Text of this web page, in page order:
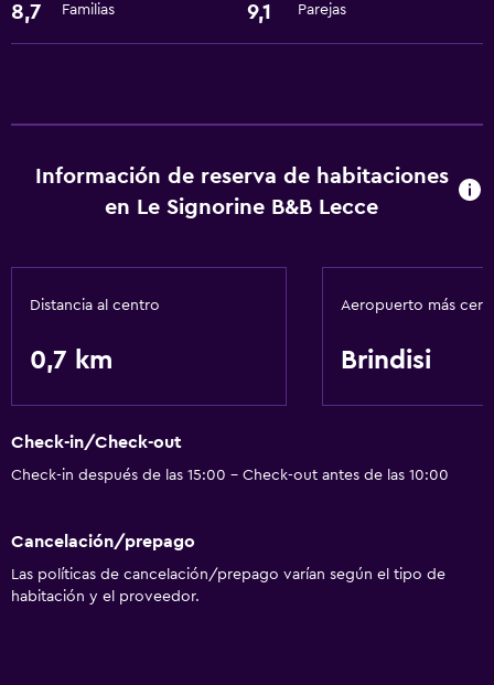
8,7 Familias 9,1 Parejas
Información de reserva de habitaciones
en Le Signorine B&B Lecce
Distancia al centro
0,7 km
Aeropuerto más
Brindisi
Check-in/Check-out
Check-in después de las 15:00 - Check-out antes de las 10:00
Cancelación/prepago
Las políticas de cancelación/prepago varían según el tipo de
habitación y el proveedor.